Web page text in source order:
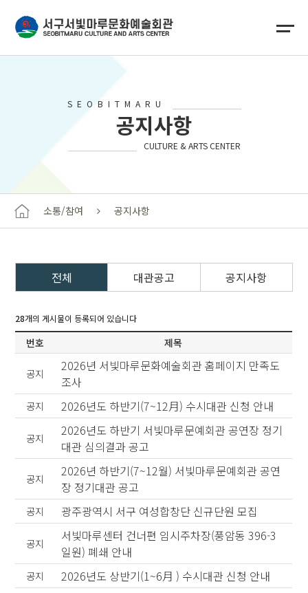
SEOBITMARU
공지사항
CULTURE & ARTS CENTER
소통/참여 공지사항
전체 대관공고 공지사항
28개의 게시물이 등록되어 있습니다
번호 제목
공지
2026년 서빛마루문화예술회관 홈페이지 만족도
조사
공지 2026년도 하반기(7~12月) 수시대관 신청 안내
공지
2026년도 하반기 서빛마루문예회관 공연장 정기
대관 심의결과 공고
공지
2026년 하반기(7~12월) 서빛마루문예회관 공연
장 정기대관 공고
공지 광주광역시 서구 여성합창단 신규단원 모집
공지
서빛마루센터 건너편 임시주차장(풍암동 396-3
일원) 폐쇄 안내
공지 2026년도 상반기(1~6月 ) 수시대관 신청 안내